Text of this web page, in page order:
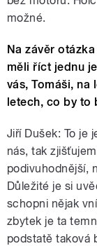
možné.
Na závěr
měli říct jednu
vás, Tomáši,
letech, co by to
Jiří Dušek: To je
nás, tak
podivuhodnější,
Důležité je si
schopni nějak
zbytek je ta
podstatě taková